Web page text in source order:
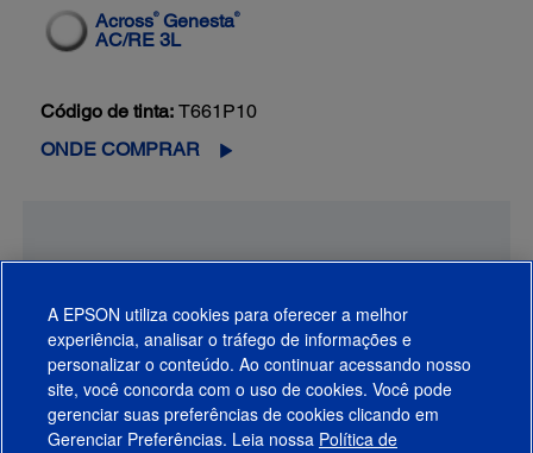
Across®Genesta®
AC/RE 3L
Código de tinta: T661P10
ONDE COMPRAR
Produtos
A EPSON utiliza cookies para oferecer a melhor
experiência, analisar o tráfego de informações e
personalizar o conteúdo. Ao continuar acessando nosso
site, você concorda com o uso de cookies. Você pode
gerenciar suas preferências de cookies clicando em
Gerenciar Preferências. Leia nossa Política de